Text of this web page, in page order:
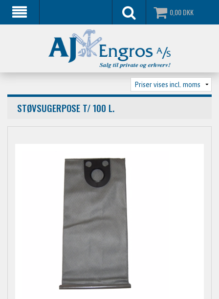
0,00DKK
STØVSUGERPOSE T/ 100 L.